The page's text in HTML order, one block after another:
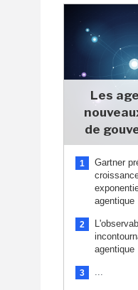
Les
de
1
Gartner
agentique
2
agentique
3 ...